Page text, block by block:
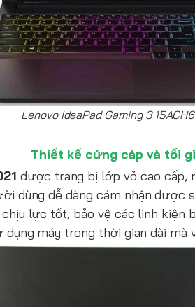
Lenovo IdeaPad Gaming 3
Thiết kế cứng cáp và tối
được trang bị lớp vỏ cao cấp,
dùng dễ dàng cảm nhận
lực tốt, bảo vệ các linh
máy trong thời gian dài mà